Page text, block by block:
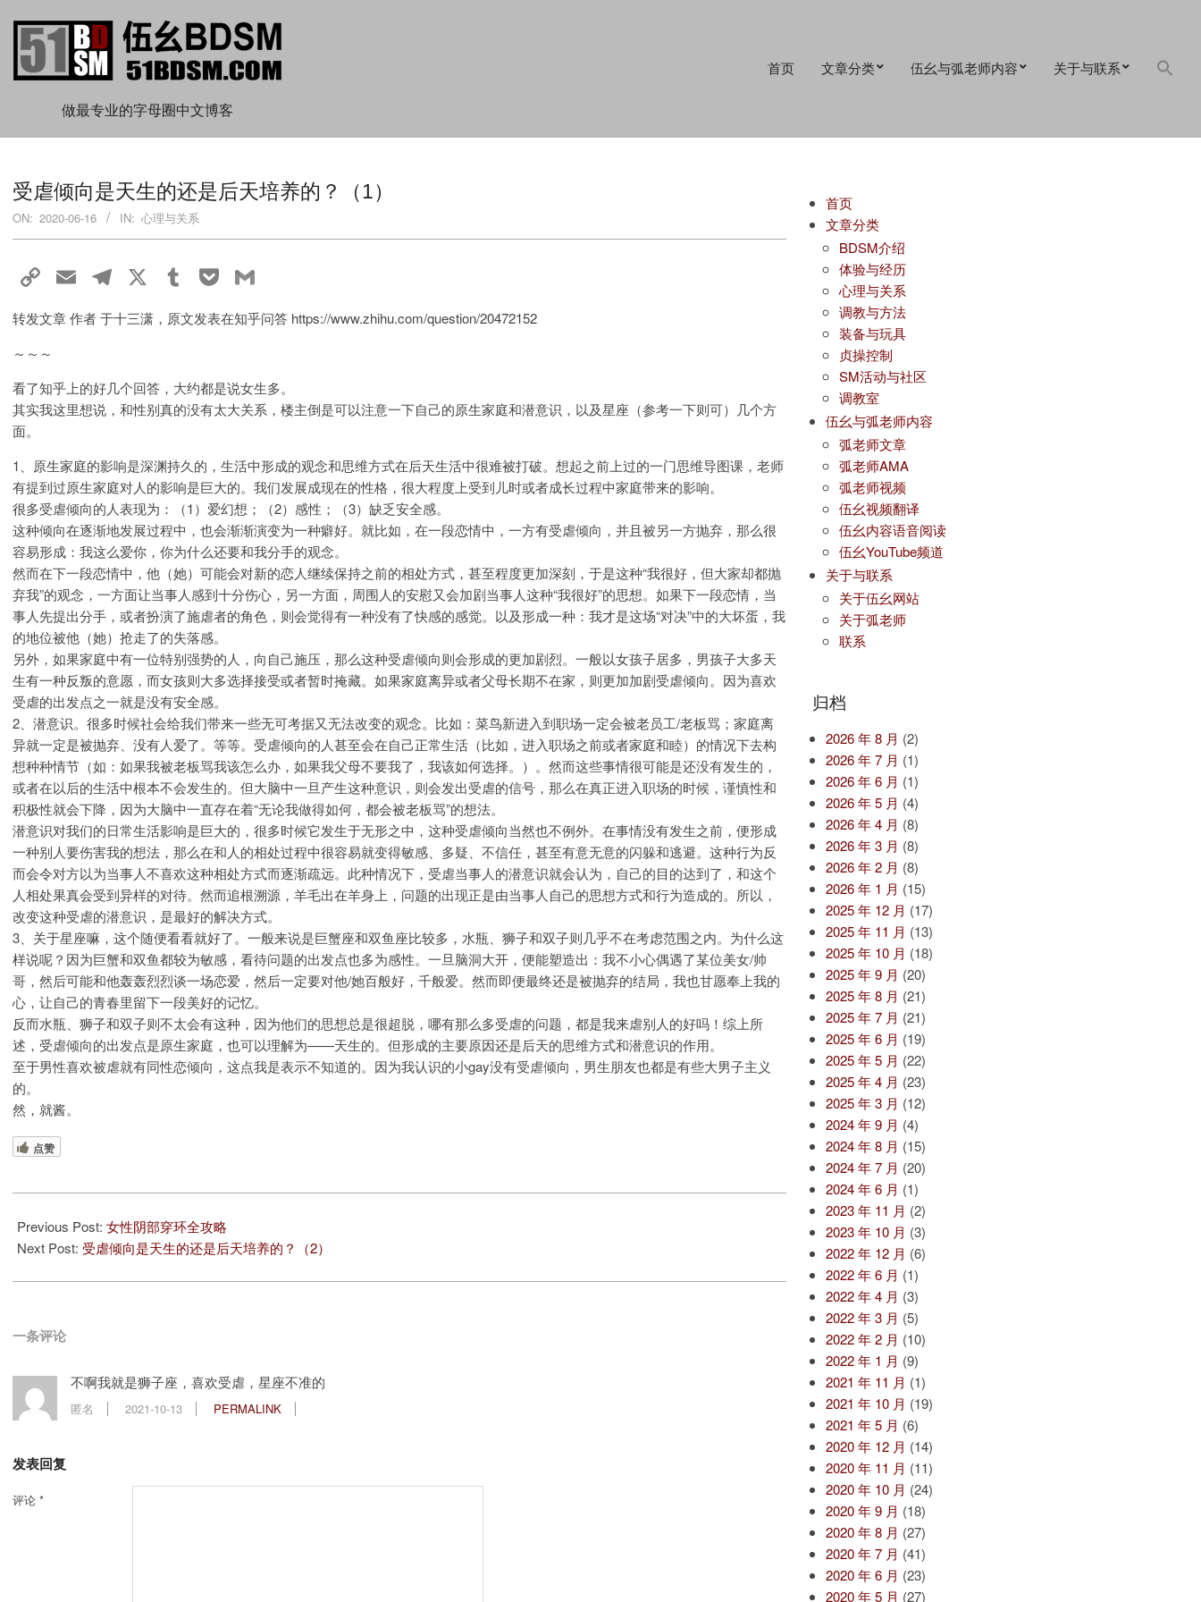
content
伍
幺
BDSM
做最专业的字母圈中文博客
首页 文章分类 伍幺与弧老师内容 关于与联系
受虐倾向是天生的还是后天培养的？（1）
ON: 2020-06-16 IN: 心理与关系
Copy
Link
EmailTelegram
X TumblrPocket
转发文章 作者 于十三潇，原文发表在知乎问答 https://www.zhihu.com/question/20472152
～～～
看了知乎上的好几个回答，大约都是说女生多。
其实我这里想说，和性别真的没有太大关系，楼主倒是可以注意一下自己的原生家庭和潜意识，以及星座（参考一下则可）几个方
面。
1、原生家庭的影响是深渊持久的，生活中形成的观念和思维方式在后天生活中很难被打破。想起之前上过的一门思维导图课，老师
有提到过原生家庭对人的影响是巨大的。我们发展成现在的性格，很大程度上受到儿时或者成长过程中家庭带来的影响。
很多受虐倾向的人表现为：（1）爱幻想；（2）感性；（3）缺乏安全感。
这种倾向在逐渐地发展过程中，也会渐渐演变为一种癖好。就比如，在一段恋情中，一方有受虐倾向，并且被另一方抛弃，那么很
容易形成：我这么爱你，你为什么还要和我分手的观念。
然而在下一段恋情中，他（她）可能会对新的恋人继续保持之前的相处方式，甚至程度更加深刻，于是这种“我很好，但大家却都抛
弃我”的观念，一方面让当事人感到十分伤心，另一方面，周围人的安慰又会加剧当事人这种“我很好”的思想。如果下一段恋情，当
事人先提出分手，或者扮演了施虐者的角色，则会觉得有一种没有了快感的感觉。以及形成一种：我才是这场“对决”中的大坏蛋，我
的地位被他（她）抢走了的失落感。
另外，如果家庭中有一位特别强势的人，向自己施压，那么这种受虐倾向则会形成的更加剧烈。一般以女孩子居多，男孩子大多天
生有一种反叛的意愿，而女孩则大多选择接受或者暂时掩藏。如果家庭离异或者父母长期不在家，则更加加剧受虐倾向。因为喜欢
受虐的出发点之一就是没有安全感。
2、潜意识。很多时候社会给我们带来一些无可考据又无法改变的观念。比如：菜鸟新进入到职场一定会被老员工/老板骂；家庭离
异就一定是被抛弃、没有人爱了。等等。受虐倾向的人甚至会在自己正常生活（比如，进入职场之前或者家庭和睦）的情况下去构
想种种情节（如：如果我被老板骂我该怎么办，如果我父母不要我了，我该如何选择。）。然而这些事情很可能是还没有发生的，
或者在以后的生活中根本不会发生的。但大脑中一旦产生这种意识，则会发出受虐的信号，那么在真正进入职场的时候，谨慎性和
积极性就会下降，因为大脑中一直存在着“无论我做得如何，都会被老板骂”的想法。
潜意识对我们的日常生活影响是巨大的，很多时候它发生于无形之中，这种受虐倾向当然也不例外。在事情没有发生之前，便形成
一种别人要伤害我的想法，那么在和人的相处过程中很容易就变得敏感、多疑、不信任，甚至有意无意的闪躲和逃避。这种行为反
而会令对方以为当事人不喜欢这种相处方式而逐渐疏远。此种情况下，受虐当事人的潜意识就会认为，自己的目的达到了，和这个
人相处果真会受到异样的对待。然而追根溯源，羊毛出在羊身上，问题的出现正是由当事人自己的思想方式和行为造成的。所以，
改变这种受虐的潜意识，是最好的解决方式。
3、关于星座嘛，这个随便看看就好了。一般来说是巨蟹座和双鱼座比较多，水瓶、狮子和双子则几乎不在考虑范围之内。为什么这
样说呢？因为巨蟹和双鱼都较为敏感，看待问题的出发点也多为感性。一旦脑洞大开，便能塑造出：我不小心偶遇了某位美女/帅
哥，然后可能和他轰轰烈烈谈一场恋爱，然后一定要对他/她百般好，千般爱。然而即便最终还是被抛弃的结局，我也甘愿奉上我的
心，让自己的青春里留下一段美好的记忆。
反而水瓶、狮子和双子则不太会有这种，因为他们的思想总是很超脱，哪有那么多受虐的问题，都是我来虐别人的好吗！综上所
述，受虐倾向的出发点是原生家庭，也可以理解为——天生的。但形成的主要原因还是后天的思维方式和潜意识的作用。
至于男性喜欢被虐就有同性恋倾向，这点我是表示不知道的。因为我认识的小gay没有受虐倾向，男生朋友也都是有些大男子主义
的。
然，就酱。
点赞
06-
16
Previous Post: 女性阴部穿环全攻略
Next Post: 受虐倾向是天生的还是后天培养的？（2）
一条评论
不啊我就是狮子座，喜欢受虐，星座不准的
匿名 2021-10-13 PERMALINK
发表回复
评论 *
首页
文章分类
BDSM介绍
体验与经历
心理与关系
调教与方法
装备与玩具
贞操控制
SM活动与社区
调教室
伍幺与弧老师内容
弧老师文章
弧老师AMA
弧老师视频
伍幺视频翻译
伍幺内容语音阅读
伍幺YouTube频道
关于与联系
关于伍幺网站
关于弧老师
联系
归档
2026 年 8 月 (2)
2026 年 7 月 (1)
2026 年 6 月 (1)
2026 年 5 月 (4)
2026 年 4 月 (8)
2026 年 3 月 (8)
2026 年 2 月 (8)
2026 年 1 月 (15)
2025 年 12 月 (17)
2025 年 11 月 (13)
2025 年 10 月 (18)
2025 年 9 月 (20)
2025 年 8 月 (21)
2025 年 7 月 (21)
2025 年 6 月 (19)
2025 年 5 月 (22)
2025 年 4 月 (23)
2025 年 3 月 (12)
2024 年 9 月 (4)
2024 年 8 月 (15)
2024 年 7 月 (20)
2024 年 6 月 (1)
2023 年 11 月 (2)
2023 年 10 月 (3)
2022 年 12 月 (6)
2022 年 6 月 (1)
2022 年 4 月 (3)
2022 年 3 月 (5)
2022 年 2 月 (10)
2022 年 1 月 (9)
2021 年 11 月 (1)
2021 年 10 月 (19)
2021 年 5 月 (6)
2020 年 12 月 (14)
2020 年 11 月 (11)
2020 年 10 月 (24)
2020 年 9 月 (18)
2020 年 8 月 (27)
2020 年 7 月 (41)
2020 年 6 月 (23)
2020 年 5 月 (27)